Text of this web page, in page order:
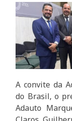
A convite da
do Brasil, o
Adauto